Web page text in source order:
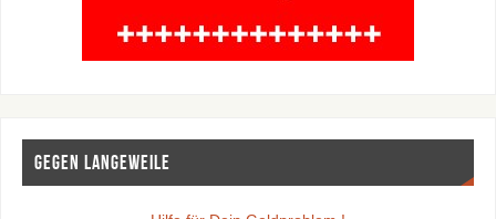
Gegen Langeweile